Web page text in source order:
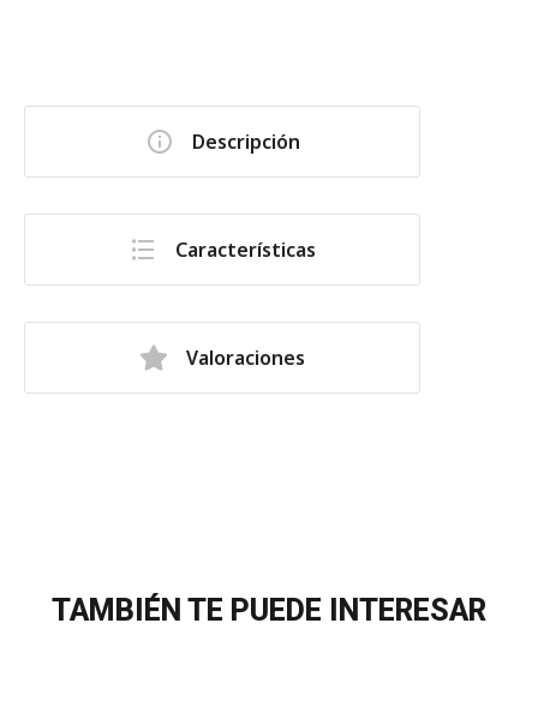
Descripción
Características
Valoraciones
TAMBIÉN TE PUEDE INTERESAR